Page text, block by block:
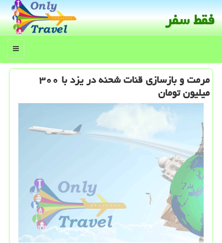
فقط سفر
منو
مرمت و بازسازی قنات شحنه در یزد با ۳۰۰
میلیون تومان